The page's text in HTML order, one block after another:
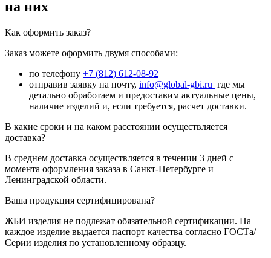
на них
Как оформить заказ?
Заказ можете оформить двумя способами:
по телефону +7 (812) 612-08-92
отправив заявку на почту, info@global-gbi.ru где мы
детально обработаем и предоставим актуальные цены,
наличие изделий и, если требуется, расчет доставки.
В какие сроки и на каком расстоянии осуществляется
доставка?
В среднем доставка осуществляется в течении 3 дней с
момента оформления заказа в Санкт-Петербурге и
Ленинградской области.
Ваша продукция сертифицирована?
ЖБИ изделия не подлежат обязательной сертификации. На
каждое изделие выдается паспорт качества согласно ГОСТа/
Серии изделия по установленному образцу.